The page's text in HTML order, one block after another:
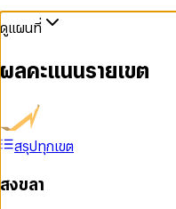
ดูแผนที่
ผลคะแนนรายเขต
สรุปทุกเขต
สงขลา